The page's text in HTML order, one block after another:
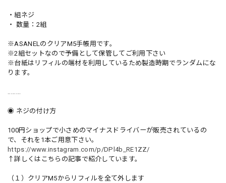
・組ネジ
・ 数量：2組
※ASANELのクリアM5手帳用です。
※2組セットなので予備として保管してご利用下さい
※台紙はリフィルの端材を利用しているため製造時期でランダムにな
ります。
◉ ネジの付け方
100円ショップで小さめのマイナスドライバーが販売されているの
で、それを1本ご用意下さい。
https://www.instagram.com/p/DPl4b_RE1ZZ/
↑詳しくはこちらの記事で紹介しています。
（１）クリアM5からリフィルを全て外します